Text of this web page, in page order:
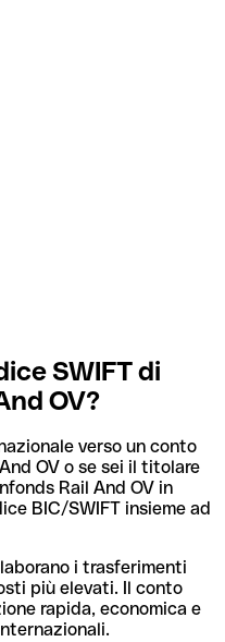
SWIFT di
OV?
verso un conto
OV o se sei il titolare
Rail And OV in
BIC/SWIFT insieme ad
i trasferimenti
più elevati. Il conto
rapida, economica e